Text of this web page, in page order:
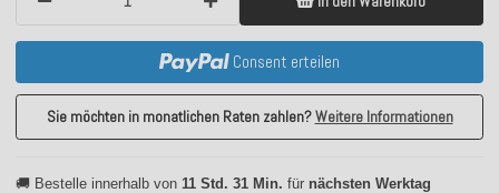
Consent erteilen
Sie möchten in monatlichen Raten zahlen?Weitere Informationen
🚚 Bestelle innerhalb von 11 Std. 31 Min. für nächsten Werktag